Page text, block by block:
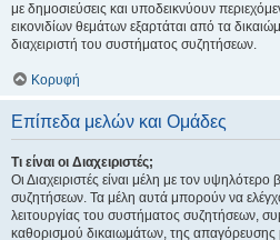
με δημοσιεύσεις και υποδεικνύουν
εικονιδίων θεμάτων εξαρτάται από τα
διαχειριστή του συστήματος συζητήσεων.
Κορυφή
Επίπεδα μελών και Ομάδες
Τι είναι οι Διαχειριστές;
Οι Διαχειριστές είναι μέλη με τον
συζητήσεων. Τα μέλη αυτά μπορούν να
λειτουργίας του συστήματος συζητήσεων,
καθορισμού δικαιωμάτων, της